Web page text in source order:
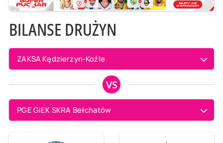
BILANSE DRUŻYN
ZAKSA Kędzierzyn-Koźle
VS
PGE GiEK SKRA Bełchatów